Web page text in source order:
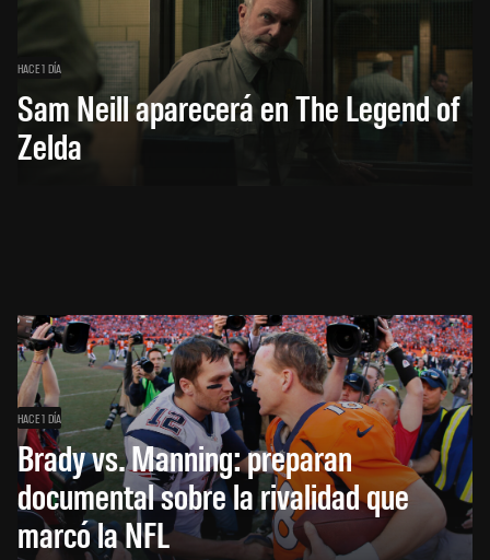
HACE 1 DÍA
Sam Neill aparecerá en The Legend of
Zelda
HACE 1 DÍA
Brady vs. Manning: preparan
documental sobre la rivalidad que
marcó la NFL